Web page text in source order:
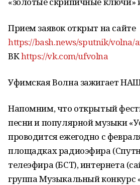
Прием заявок открыт на сайте
https://bash.news/sputnik/volna/
ВКhttps://vk.com/ufvolna
Уфимская Волна зажигает
Напомним, что открытый
песни и популярной музыки
проводится ежегодно с
площадках радиоэфира
телеэфира (БСТ), интернета
группа Музыкальный конкурс